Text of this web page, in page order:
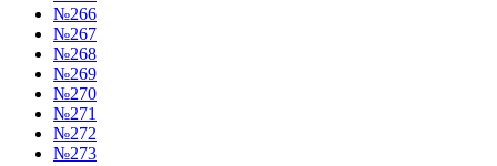
№266
№267
№268
№269
№270
№271
№272
№273